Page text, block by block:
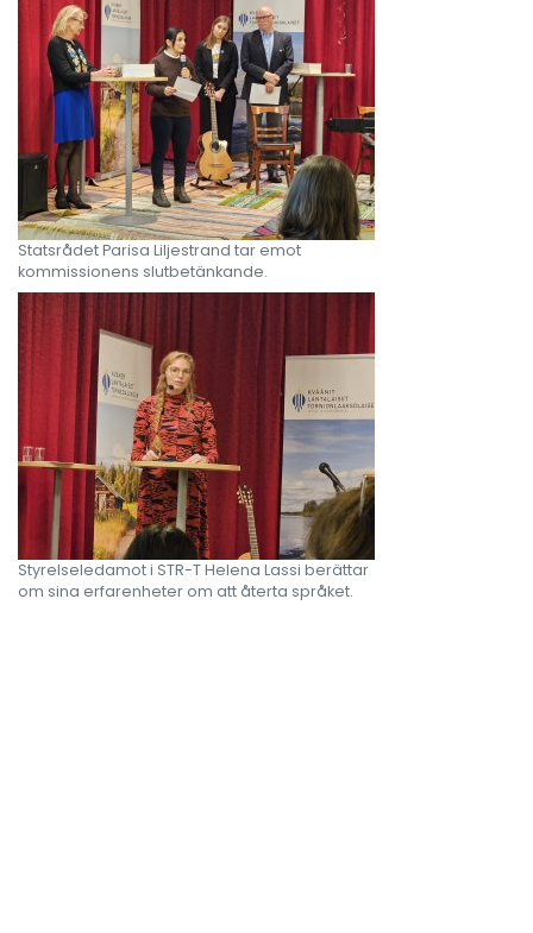
Statsrådet Parisa Liljestrand tar emot
kommissionens slutbetänkande.
Styrelseledamot i STR-T Helena Lassi berättar
om sina erfarenheter om att återta språket.